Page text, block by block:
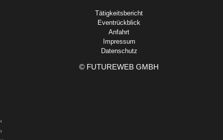
Tätigkeitsbericht
Eventrückblick
Anfahrt
Impressum
Datenschutz
© FUTUREWEB GMBH
‹
›